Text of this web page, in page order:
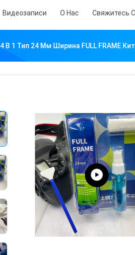
Видеозаписи О Нас Свяжитесь
4 В 1 Тип 24 Мм Ширина FULL FRAME